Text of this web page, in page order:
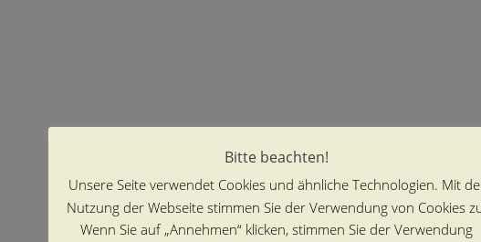
Bitte beachten!
Unsere Seite verwendet Cookies und ähnliche Technologien. Mit
Nutzung der Webseite stimmen Sie der Verwendung von Cookies
Wenn Sie auf „Annehmen“ klicken, stimmen Sie der Verwendung